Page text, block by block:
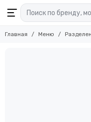
Главная Меню